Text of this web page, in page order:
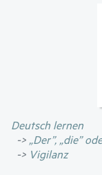
Deutsch lernen
„Der”, „die”
Vigilanz